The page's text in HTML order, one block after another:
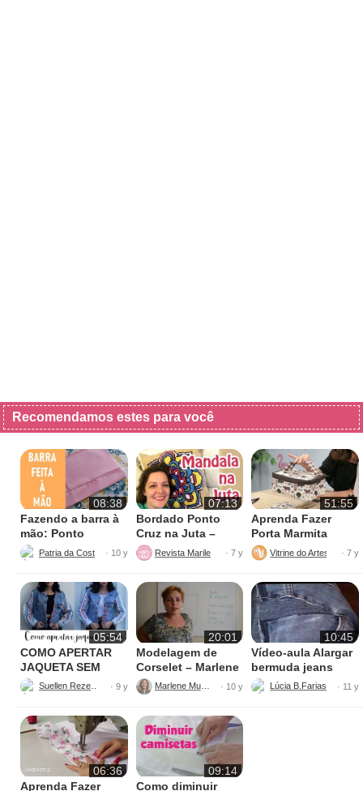
Recomendamos estes para você
08:38
Fazendo a barra à
mão: Ponto
escondido
· 10 y
07:13
Bordado Ponto
Cruz na Juta –
Fácil de Fazer
Revista Marileny Ponto Cruz
· 7 y
51:55
Aprenda Fazer
Porta Marmita
Térmica
Vitrine do Artesanato
· 7 y
05:54
COMO APERTAR
JAQUETA SEM
MÁQUINA
Suellen Rezende · 9 y
20:01
Modelagem de
Corselet – Marlene
Mukai
Marlene Mukai · 10 y
10:45
Vídeo-aula Alargar
bermuda jeans
parte 1
· 11 y
06:36
Aprenda Fazer
09:14
Como diminuir